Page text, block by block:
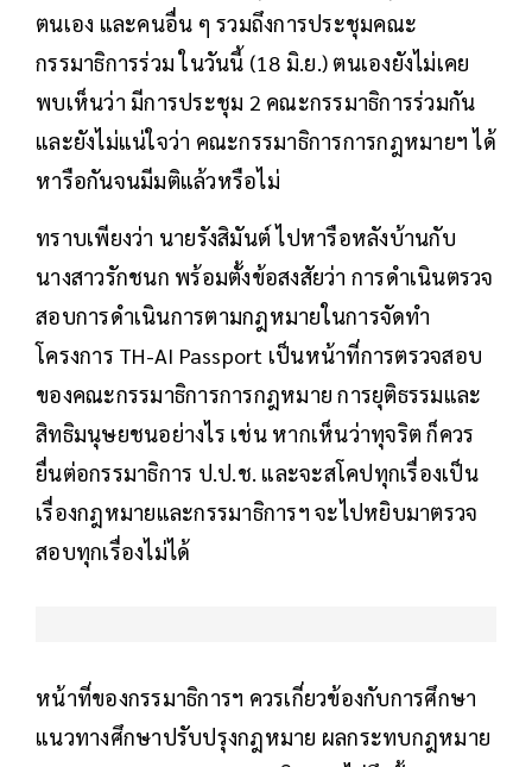
ตนเอง และคนอื่น ๆ รวมถึงการประชุมคณะ
กรรมาธิการร่วม ในวันนี้ (18 มิ.ย.) ตนเองยังไม่เคย
พบเห็นว่า มีการประชุม 2 คณะกรรมาธิการร่วมกัน
และยังไม่แน่ใจว่า คณะกรรมาธิการการกฎหมายฯ ได้
หารือกันจนมีมติแล้วหรือไม่
ทราบเพียงว่า นายรังสิมันต์ ไปหารือหลังบ้านกับ
นางสาวรักชนก พร้อมตั้งข้อสงสัยว่า การดำเนินตรวจ
สอบการดำเนินการตามกฎหมายในการจัดทำ
โครงการ TH-AI Passport เป็นหน้าที่การตรวจสอบ
ของคณะกรรมาธิการการกฎหมาย การยุติธรรมและ
สิทธิมนุษยชนอย่างไร เช่น หากเห็นว่าทุจริต ก็ควร
ยื่นต่อกรรมาธิการ ป.ป.ช. และจะสโคปทุกเรื่องเป็น
เรื่องกฎหมายและกรรมาธิการฯ จะไปหยิบมาตรวจ
สอบทุกเรื่องไม่ได้
หน้าที่ของกรรมาธิการฯ ควรเกี่ยวข้องกับการศึกษา
แนวทางศึกษาปรับปรุงกฎหมาย ผลกระทบกฎหมาย